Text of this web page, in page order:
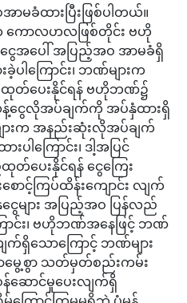
ခံထားပြီးဖြစ်ပါတယ်။
ကောလဟလဖြစ်တိုင်း ဗဟို
အပေါ် အပြည့်အဝ အာမခံရှိ
ါကြောင်း၊ ဘဏ်များက
ထုတ်ပေးနိုင်ရန် ဗဟိုဘဏ်၌
ငွေလိုအပ်ချက်ကို အပ်နှံထားရှိ
းက အနည်းဆုံးလိုအပ်ချက်
ကြောင်း၊ ဒါ့အပြင်
ပေးနိုင်ရန် ငွေကြေး
ာင့်ကြပ်ထိန်းကျောင်း လျက်
ေများ အပြည့်အဝ ပြန်လည်
ာင်း၊ ဗဟိုဘဏ်အနေဖြင့် ဘဏ်
က်ရှိသောကြောင့် ဘဏ်များ
ာမွေ့စွာ သတ်မှတ်စည်းကမ်း
ောင်မှုပေးလျက်ရှိ